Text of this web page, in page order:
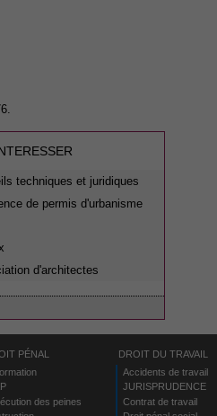
techniques et juridiques
de permis d'urbanisme
d'architectes
PÉNAL
des peines
DROIT DU TRAVAIL
Accidents de travail
JURISPRUDENCE
Contrat de travail